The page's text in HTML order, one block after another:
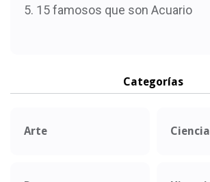
15 famosos que son Acuario
Categorías
Arte Ciencia